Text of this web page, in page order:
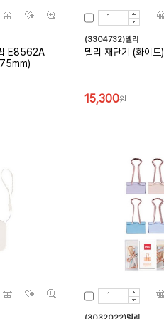
E8562A
(3304732)델리
델리 재단기 (화이트)
15,300원